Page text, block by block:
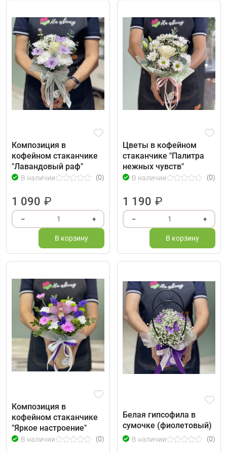
Композиция в
кофейном стаканчике
"Лавандовый раф"
В наличии (0)
1 090 ₽
– 1 +
В корзину
Цветы в кофейном
стаканчике "Палитра
нежных чувств"
В наличии (0)
1 190 ₽
– 1 +
В корзину
Композиция в
кофейном стаканчике
"Яркое настроение"
В наличии (0)
Белая гипсофила в
сумочке (фиолетовый)
В наличии (0)